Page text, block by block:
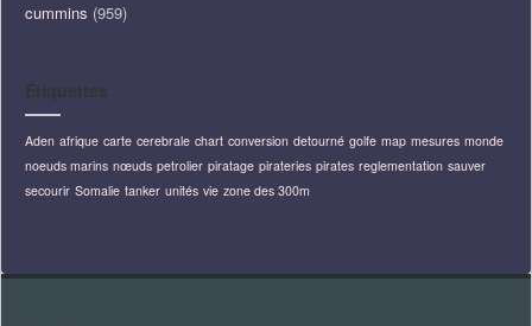
cummins (959)
Étiquettes
Aden afrique carte cerebrale chart conversion detourné golfe map mesures monde
noeuds marins nœuds petrolier piratage pirateries pirates reglementation sauver
secourir Somalie tanker unités vie zone des 300m